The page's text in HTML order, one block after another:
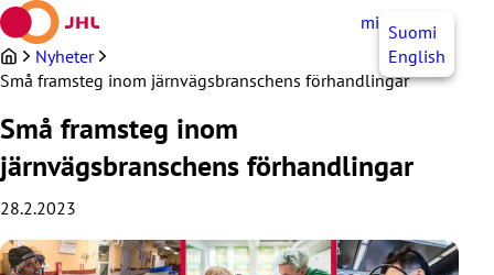
Hoppa
till
innehållet
mittJHL SV
Suomi
English
Nyheter
Små framsteg inom järnvägsbranschens förhandlingar
Små framsteg inom
järnvägsbranschens förhandlingar
28.2.2023